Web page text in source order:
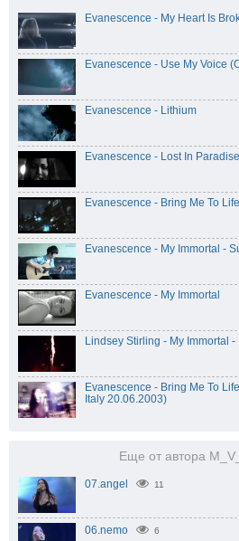
Evanescence - My Heart Is
Evanescence - Use My Voice
Evanescence - Lithium
Evanescence - Lost In
Evanescence - Bring Me To Life
Evanescence - My Immortal -
Evanescence - My Immortal
Lindsey Stirling - My Immortal -
Evanescence - Bring Me To
Italy 20.06.2003)
Еще от автора
07.angel 11
06.nemo 6